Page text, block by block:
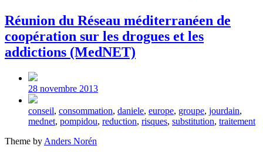
Réunion du Réseau méditerranéen de
coopération sur les drogues et les
addictions (MedNET)
Post
date
28 novembre 2013
Tagged
with
conseil, consommation, daniele, europe, groupe, jourdain,
mednet, pompidou, reduction, risques, substitution, traitement
Theme by Anders Norén